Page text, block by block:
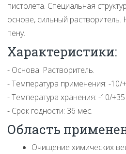
пистолета. Специальная
основе, сильный растворитель.
пену.
Характеристики:
- Основа: Растворитель.
- Температура применения: -10/
- Температура хранения: -10/+35
- Cрок годности: 36 мес.
Область
Очищение химических